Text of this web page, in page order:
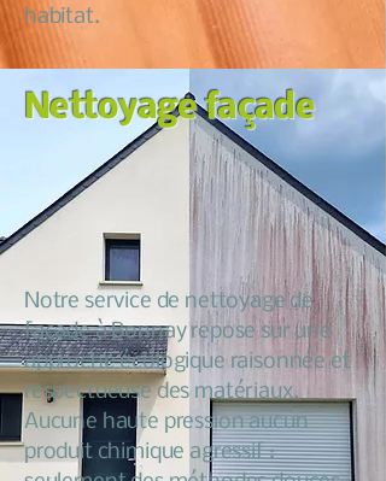
habitat.
Nettoyage façade
Notre service de nettoyage de
façade à Bonnay repose sur une
approche écologique raisonnée et
respectueuse des matériaux.
Aucune haute pression aucun
produit chimique agressif :